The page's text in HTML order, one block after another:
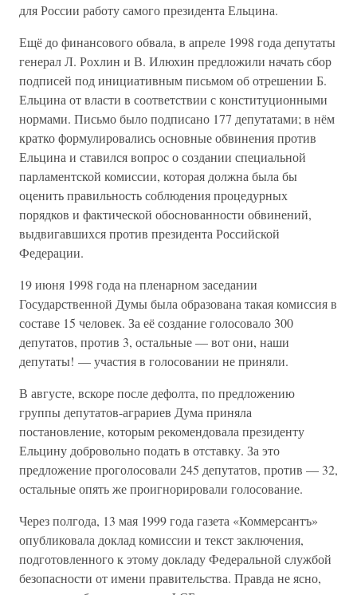
для России работу самого президента Ельцина.
Ещё до финансового обвала, в апреле 1998 года депутаты
генерал Л. Рохлин и В. Илюхин предложили начать сбор
подписей под инициативным письмом об отрешении Б.
Ельцина от власти в соответствии с конституционными
нормами. Письмо было подписано 177 депутатами; в нём
кратко формулировались основные обвинения против
Ельцина и ставился вопрос о создании специальной
парламентской комиссии, которая должна была бы
оценить правильность соблюдения процедурных
порядков и фактической обоснованности обвинений,
выдвигавшихся против президента Российской
Федерации.
19 июня 1998 года на пленарном заседании
Государственной Думы была образована такая комиссия в
составе 15 человек. За её создание голосовало 300
депутатов, против 3, остальные — вот они, наши
депутаты! — участия в голосовании не приняли.
В августе, вскоре после дефолта, по предложению
группы депутатов-аграриев Дума приняла
постановление, которым рекомендовала президенту
Ельцину добровольно подать в отставку. За это
предложение проголосовали 245 депутатов, против — 32,
остальные опять же проигнорировали голосование.
Через полгода, 13 мая 1999 года газета «Коммерсантъ»
опубликовала доклад комиссии и текст заключения,
подготовленного к этому докладу Федеральной службой
безопасности от имени правительства. Правда не ясно,